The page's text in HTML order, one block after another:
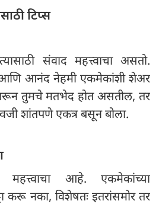
टिप्स
संवाद महत्त्वाचा असतो.
आणि आनंद नेहमी एकमेकांशी शेअर
तुमचे मतभेद होत असतील, तर
शांतपणे एकत्र बसून बोला.
महत्त्वाचा आहे. एकमेकांच्या
करू नका, विशेषतः इतरांसमोर तर